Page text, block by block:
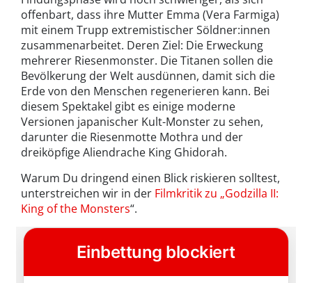
offenbart, dass ihre Mutter Emma (Vera Farmiga)
mit einem Trupp extremistischer Söldner:innen
zusammenarbeitet. Deren Ziel: Die Erweckung
mehrerer Riesenmonster. Die Titanen sollen die
Bevölkerung der Welt ausdünnen, damit sich die
Erde von den Menschen regenerieren kann. Bei
diesem Spektakel gibt es einige moderne
Versionen japanischer Kult-Monster zu sehen,
darunter die Riesenmotte Mothra und der
dreiköpfige Aliendrache King Ghidorah.
Warum Du dringend einen Blick riskieren solltest,
unterstreichen wir in der Filmkritik zu „Godzilla II:
King of the Monsters“.